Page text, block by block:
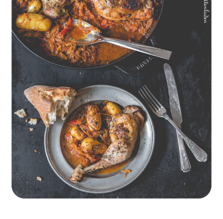
Geschmorte Hähnchenschenkel auf Paprikakraut und kleinen
Kartoffeln